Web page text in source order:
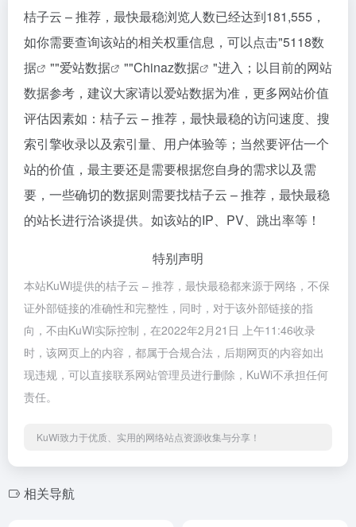
桔子云 – 推荐，最快最稳浏览人数已经达到181,555，
如你需要查询该站的相关权重信息，可以点击"5118数
据
""爱站数据 ""Chinaz数据
"进入；以目前的网站
数据参考，建议大家请以爱站数据为准，更多网站价值
评估因素如：桔子云 – 推荐，最快最稳的访问速度、搜
索引擎收录以及索引量、用户体验等；当然要评估一个
站的价值，最主要还是需要根据您自身的需求以及需
要，一些确切的数据则需要找桔子云 – 推荐，最快最稳
的站长进行洽谈提供。如该站的IP、PV、跳出率等！
特别声明
本站KuWi提供的桔子云 – 推荐，最快最稳都来源于网络，不保
证外部链接的准确性和完整性，同时，对于该外部链接的指
向，不由KuWi实际控制，在2022年2月21日 上午11:46收录
时，该网页上的内容，都属于合规合法，后期网页的内容如出
现违规，可以直接联系网站管理员进行删除，KuWi不承担任何
责任。
KuWi致力于优质、实用的网络站点资源收集与分享！
相关导航